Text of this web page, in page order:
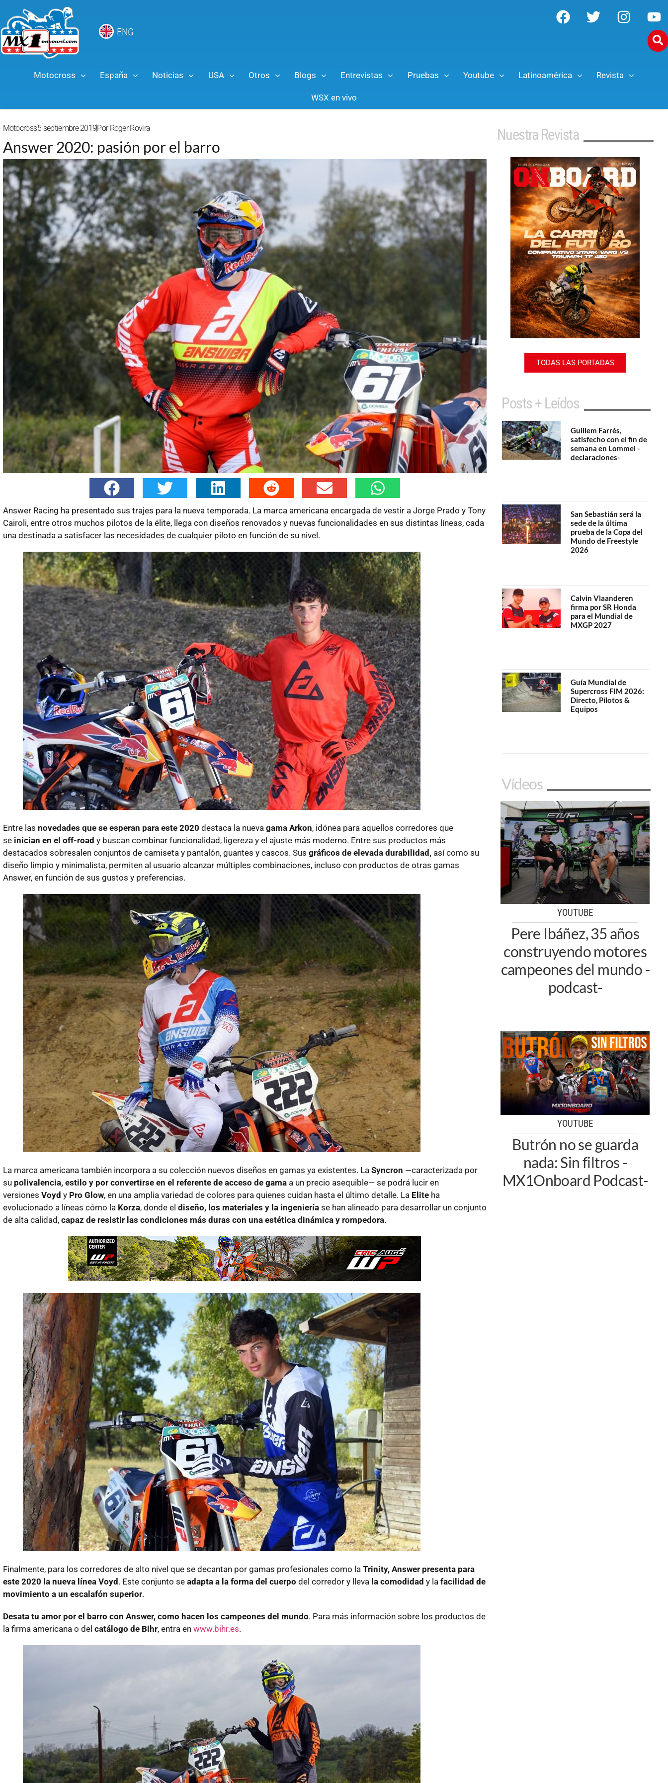
ENG
Motocross España Noticias USA Otros Blogs Entrevistas Pruebas Youtube Latinoamérica Revista
WSX en vivo
Motocross5 septiembre 2019PorRoger Rovira
Answer 2020: pasión por el barro
Answer Racing ha presentado sus trajes para la nueva temporada. La marca americana encargada de vestir a Jorge Prado y Tony
Cairoli, entre otros muchos pilotos de la élite, llega con diseños renovados y nuevas funcionalidades en sus distintas líneas, cada
una destinada a satisfacer las necesidades de cualquier piloto en función de su nivel.
Entre las novedades que se esperan para este 2020 destaca la nueva gama Arkon, idónea para aquellos corredores que
se inician en el off-road y buscan combinar funcionalidad, ligereza y el ajuste más moderno. Entre sus productos más
destacados sobresalen conjuntos de camiseta y pantalón, guantes y cascos. Sus gráficos de elevada durabilidad,así como su
diseño limpio y minimalista, permiten al usuario alcanzar múltiples combinaciones, incluso con productos de otras gamas
Answer, en función de sus gustos y preferencias.
La marca americana también incorpora a su colección nuevos diseños en gamas ya existentes. La Syncron —caracterizada por
su polivalencia, estilo y por convertirse en el referente de acceso de gamaa un precio asequible— se podrá lucir en
versiones Voyd y Pro Glow, en una amplia variedad de colores para quienes cuidan hasta el último detalle. La Eliteha
evolucionado a líneas cómo la Korza, donde el diseño, los materiales y la ingenieríase han alineado para desarrollar un conjunto
de alta calidad, capaz de resistir las condiciones más duras con una estética dinámica y rompedora.
Finalmente, para los corredores de alto nivel que se decantan por gamas profesionales como la Trinity, Answer presenta para
este 2020 la nueva línea Voyd. Este conjunto se adapta a la forma del cuerpo del corredor y lleva la comodidad y la facilidad de
movimiento a un escalafón superior.
Desata tu amor por el barro con Answer, como hacen los campeones del mundo. Para más información sobre los productos de
la firma americana o del catálogo de Bihr, entra en www.bihr.es.
Nuestra Revista
TODAS LAS PORTADAS
Posts + Leídos
Guillem Farrés,
satisfecho con el fin de
semana en Lommel -
declaraciones-
San Sebastián será la
sede de la última
prueba de la Copa del
Mundo de Freestyle
2026
Calvin Vlaanderen
firma por SR Honda
para el Mundial de
MXGP 2027
Guía Mundial de
Supercross FIM 2026:
Directo, Pilotos &
Equipos
Vídeos
YOUTUBE
Pere Ibáñez, 35 años
construyendo motores
campeones del mundo -
podcast-
YOUTUBE
Butrón no se guarda
nada: Sin filtros -
MX1Onboard Podcast-